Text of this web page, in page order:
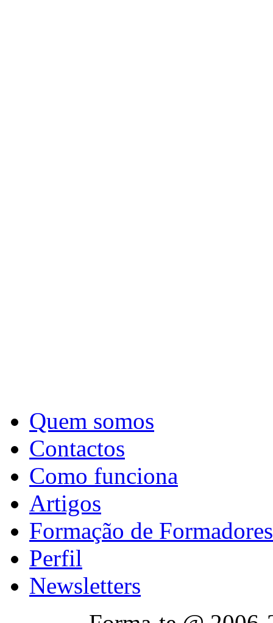
Quem somos
Contactos
Como funciona
Artigos
Formação de Formadores
Perfil
Newsletters